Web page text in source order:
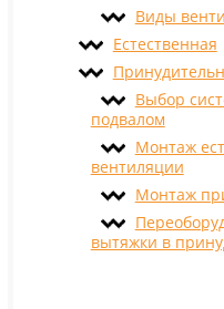
Виды
Естественная
Выбор
подвалом
Монтаж
вентиляции
Монтаж
вытяжки в